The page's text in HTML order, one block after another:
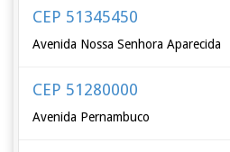
CEP 51345450
Avenida Nossa Senhora Aparecida
CEP 51280000
Avenida Pernambuco